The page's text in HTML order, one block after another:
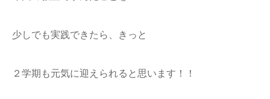
少しでも実践できたら、きっと
２学期も元気に迎えられると思います！！